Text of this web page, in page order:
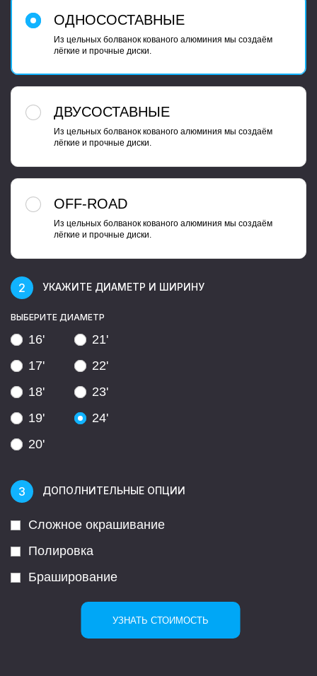
ОДНОСОСТАВНЫЕ
Из цельных болванок кованого алюминия мы создаём
лёгкие и прочные диски.
ДВУСОСТАВНЫЕ
Из цельных болванок кованого алюминия мы создаём
лёгкие и прочные диски.
OFF-ROAD
Из цельных болванок кованого алюминия мы создаём
лёгкие и прочные диски.
УКАЖИТЕ ДИАМЕТР И ШИРИНУ
ВЫБЕРИТЕ ДИАМЕТР
16'
17'
18'
19'
20'
21'
22'
23'
24'
ДОПОЛНИТЕЛЬНЫЕ ОПЦИИ
Сложное окрашивание
Полировка
Браширование